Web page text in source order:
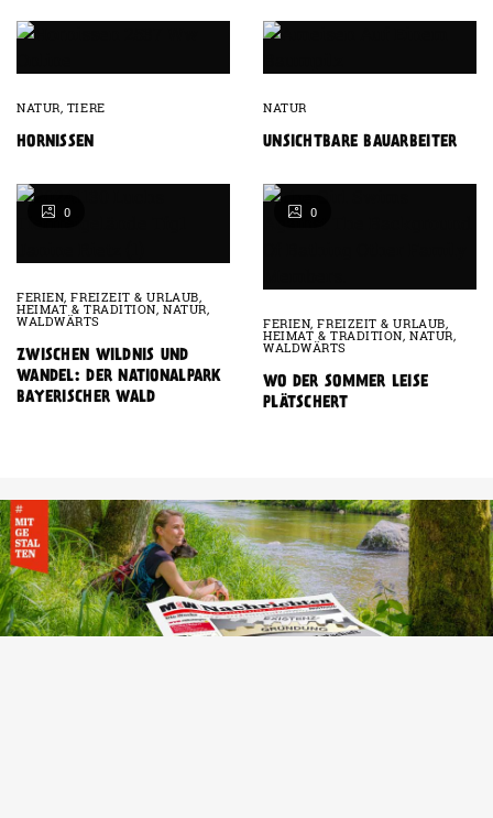
NATUR, TIERE
HORNISSEN
NATUR
UNSICHTBARE BAUARBEITER
0
FERIEN,FREIZEIT & URLAUB,
HEIMAT & TRADITION,NATUR,
WALDWÄRTS
ZWISCHEN WILDNIS UND
WANDEL: DER NATIONALPARK
BAYERISCHER WALD
0
FERIEN,FREIZEIT & URLAUB,
HEIMAT & TRADITION,NATUR,
WALDWÄRTS
WO DER SOMMER LEISE
PLÄTSCHERT